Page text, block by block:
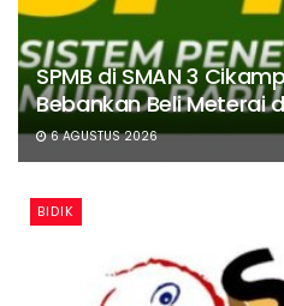
SPMB di SMAN 3
Bebankan Beli Meterai
6 AGUSTUS 2026
BIDIK